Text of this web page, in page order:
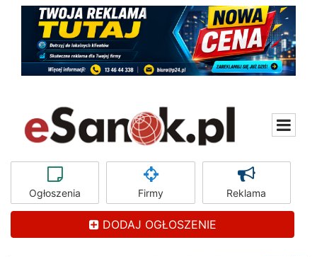
Ogłoszenia Firmy Reklama
DODAJ OGŁOSZENIE